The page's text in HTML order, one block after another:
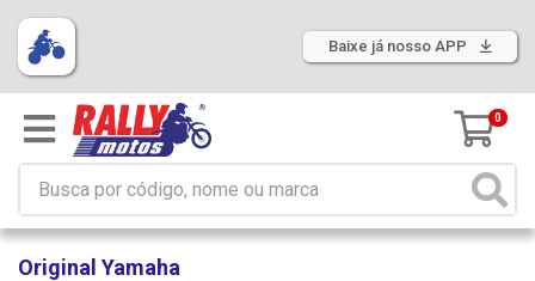
Baixe já nosso APP
0
Original Yamaha